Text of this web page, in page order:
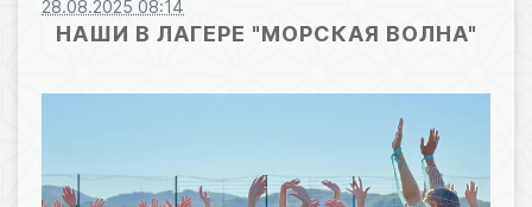
28.08.2025 08:14
НАШИ В ЛАГЕРЕ "МОРСКАЯ ВОЛНА"